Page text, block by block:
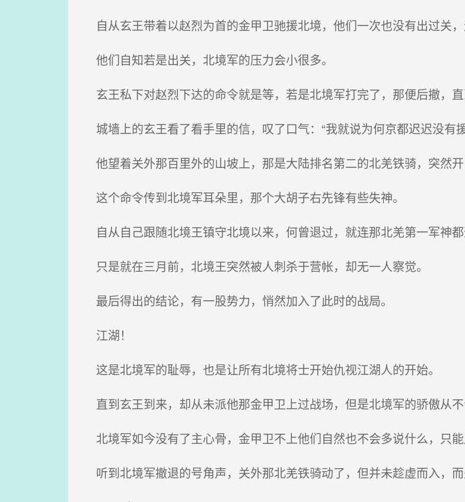
自从玄王带着以赵烈为首的金甲卫驰援北境，他们一次也没有出过关，
他们自知若是出关，北境军的压力会小很多。
玄王私下对赵烈下达的命令就是等，若是北境军打完了，那便后撤，直
城墙上的玄王看了看手里的信，叹了口气：“我就说为何京都迟迟没有
他望着关外那百里外的山坡上，那是大陆排名第二的北羌铁骑，突然
这个命令传到北境军耳朵里，那个大胡子右先锋有些失神。
自从自己跟随北境王镇守北境以来，何曾退过，就连那北羌第一军神都
只是就在三月前，北境王突然被人刺杀于营帐，却无一人察觉。
最后得出的结论，有一股势力，悄然加入了此时的战局。
江湖！
这是北境军的耻辱，也是让所有北境将士开始仇视江湖人的开始。
直到玄王到来，却从未派他那金甲卫上过战场，但是北境军的骄傲从不
北境军如今没有了主心骨，金甲卫不上他们自然也不会多说什么，只能
听到北境军撤退的号角声，关外那北羌铁骑动了，但并未趁虚而入，而